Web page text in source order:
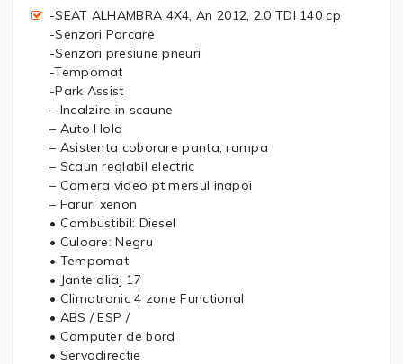
-SEAT ALHAMBRA 4X4, An 2012, 2.0 TDI 140 cp
-Senzori Parcare
-Senzori presiune pneuri
-Tempomat
-Park Assist
– Incalzire in scaune
– Auto Hold
– Asistenta coborare panta, rampa
– Scaun reglabil electric
– Camera video pt mersul inapoi
– Faruri xenon
• Combustibil: Diesel
• Culoare: Negru
• Tempomat
• Jante aliaj 17
• Climatronic 4 zone Functional
• ABS / ESP /
• Computer de bord
• Servodirectie